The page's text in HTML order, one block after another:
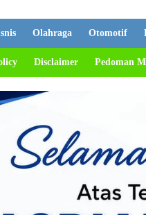
Olahraga Otomotif
Disclaimer Pedoman